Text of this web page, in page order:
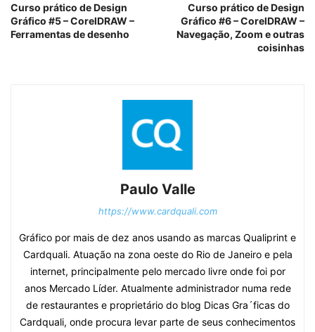
Curso prático de Design
Gráfico #5 – CorelDRAW –
Ferramentas de desenho
Curso prático de Design
Gráfico #6 – CorelDRAW –
Navegação, Zoom e outras
coisinhas
Paulo Valle
https://www.cardquali.com
Gráfico por mais de dez anos usando as marcas Qualiprint e
Cardquali. Atuação na zona oeste do Rio de Janeiro e pela
internet, principalmente pelo mercado livre onde foi por
anos Mercado Líder. Atualmente administrador numa rede
de restaurantes e proprietário do blog Dicas Gra´ficas do
Cardquali, onde procura levar parte de seus conhecimentos